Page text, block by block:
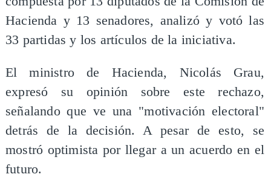
Hacienda y 13 senadores, analizó y votó las
33 partidas y los artículos de la iniciativa.
El ministro de Hacienda, Nicolás Grau,
expresó su opinión sobre este rechazo,
señalando que ve una "motivación electoral"
detrás de la decisión. A pesar de esto, se
mostró optimista por llegar a un acuerdo en el
futuro.